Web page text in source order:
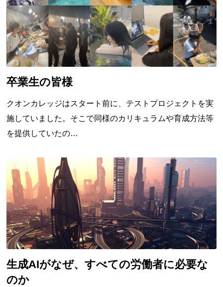
卒業生の皆様
クオンカレッジはスタート前に、テストプロジェクトを実
施していました。そこで同様のカリキュラムや育成方法等
を提供していたの…
生成AIがなぜ、すべての労働者に必要な
のか